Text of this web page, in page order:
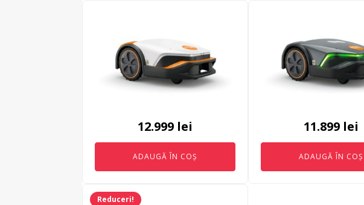
12.999 lei
ADAUGĂ ÎN COȘ
11.899 lei
ADAUGĂ ÎN COȘ
Reduceri!